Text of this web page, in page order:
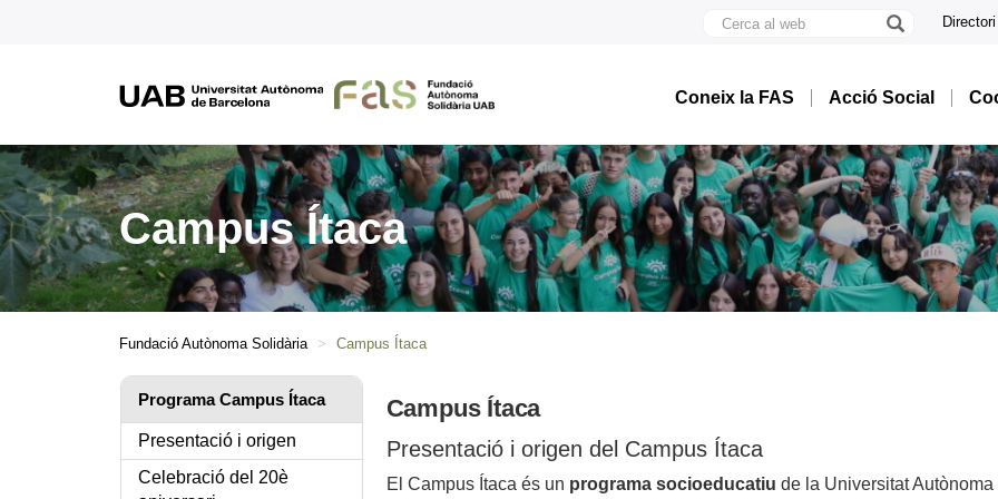
Cerca
Directori
Coneix la FAS Acció Social
Campus Ítaca
Fundació Autònoma Solidària Campus Ítaca
Programa Campus Ítaca
Presentació i origen
Celebració del 20è
Campus Ítaca
Presentació i origen del Campus Ítaca
El Campus Ítaca és un programa socioeducatiu de la Universitat